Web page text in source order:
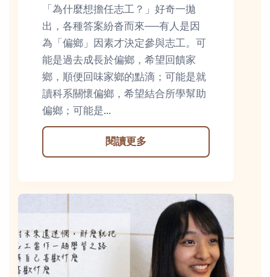
「為什麼想擔任志工？」好奇一拋
出，各種答案紛沓而來──有人是因
為「偏鄉」因素才決定參與志工。可
能是過去成長於偏鄉，希望回饋家
鄉，順便回味家鄉的點滴；可能是就
讀科系關懷偏鄉，希望結合所學幫助
偏鄉；可能是...
閱讀更多